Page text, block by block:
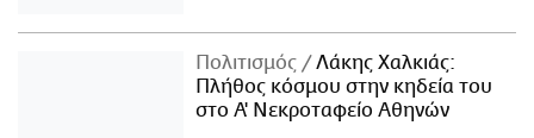
Πολιτισμός
Λάκης Χαλκιάς:
Πλήθος κόσμου στην κηδεία του
στο Α' Νεκροταφείο Αθηνών